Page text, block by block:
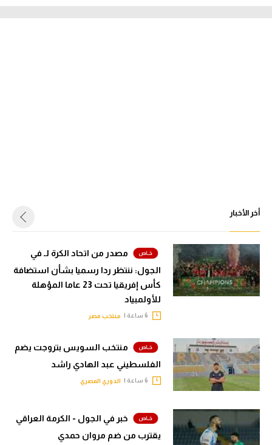
أخر الأخبار
مصدر من اتحاد الكرة لـ في
الجول: ننتظر ردا رسميا بشأن استضافة
كأس إفريقيا تحت 23 عاما المؤهلة
للأولمبياد
منتخب مصر
منتخب السويس بتروجت يضم
الفلسطيني عبد الهادي راشد
الدوري المصري
خبر في الجول - الكرمة العراقي
يقترب من ضم مروان حمدي